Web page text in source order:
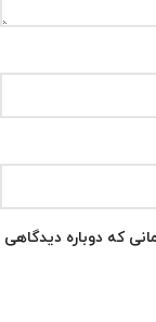
که دوباره دیدگاهی